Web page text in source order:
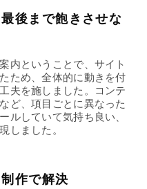
後まで飽きさせな
内ということで、サイト
ため、全体的に動きを付
夫を施しました。コンテ
ど、項目ごとに異なった
ルしていて気持ち良い、
しました。
作で解決